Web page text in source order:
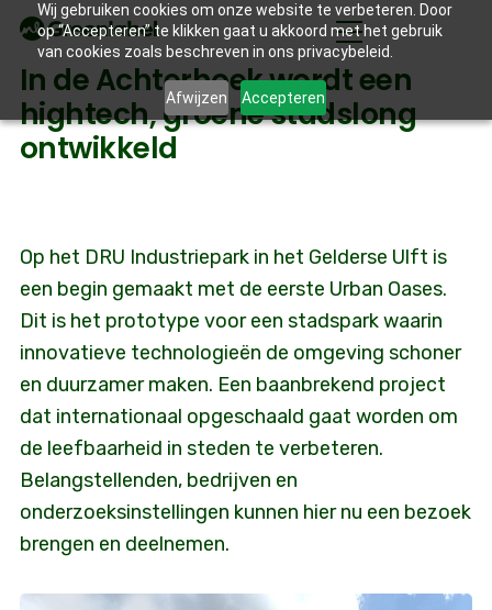
Wij gebruiken cookies om onze website te verbeteren. Door
op “Accepteren” te klikken gaat u akkoord met het gebruik
van cookies zoals beschreven in ons privacybeleid.
Afwijzen Accepteren
In de Achterhoek wordt een
hightech, groene stadslong
ontwikkeld
Op het DRU Industriepark in het Gelderse Ulft is
een begin gemaakt met de eerste Urban Oases.
Dit is het prototype voor een stadspark waarin
innovatieve technologieën de omgeving schoner
en duurzamer maken. Een baanbrekend project
dat internationaal opgeschaald gaat worden om
de leefbaarheid in steden te verbeteren.
Belangstellenden, bedrijven en
onderzoeksinstellingen kunnen hier nu een bezoek
brengen en deelnemen.